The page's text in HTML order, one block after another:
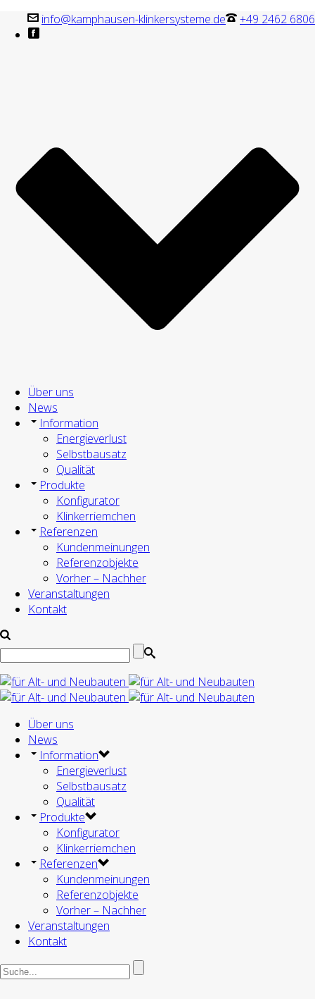
+49 2462 6806
info@kamphausen-klinkersysteme.de
Über uns
News
Information
Energieverlust
Selbstbausatz
Qualität
Produkte
Konfigurator
Klinkerriemchen
Referenzen
Kundenmeinungen
Referenzobjekte
Vorher – Nachher
Veranstaltungen
Kontakt
Über uns
News
Information
Energieverlust
Selbstbausatz
Qualität
Produkte
Konfigurator
Klinkerriemchen
Referenzen
Kundenmeinungen
Referenzobjekte
Vorher – Nachher
Veranstaltungen
Kontakt